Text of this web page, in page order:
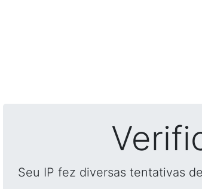
Seu IP fez diversas tentativas